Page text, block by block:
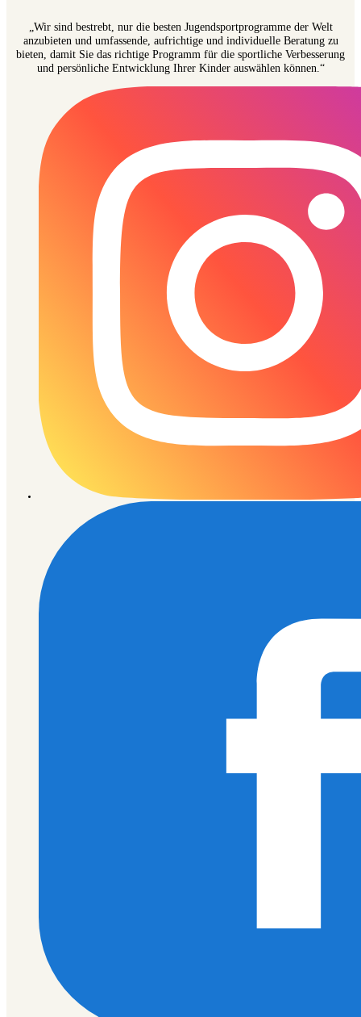
„Wir sind bestrebt, nur die besten Jugendsportprogramme der Welt
anzubieten und umfassende, aufrichtige und individuelle Beratung zu
bieten, damit Sie das richtige Programm für die sportliche Verbesserung
und persönliche Entwicklung Ihrer Kinder auswählen können.“